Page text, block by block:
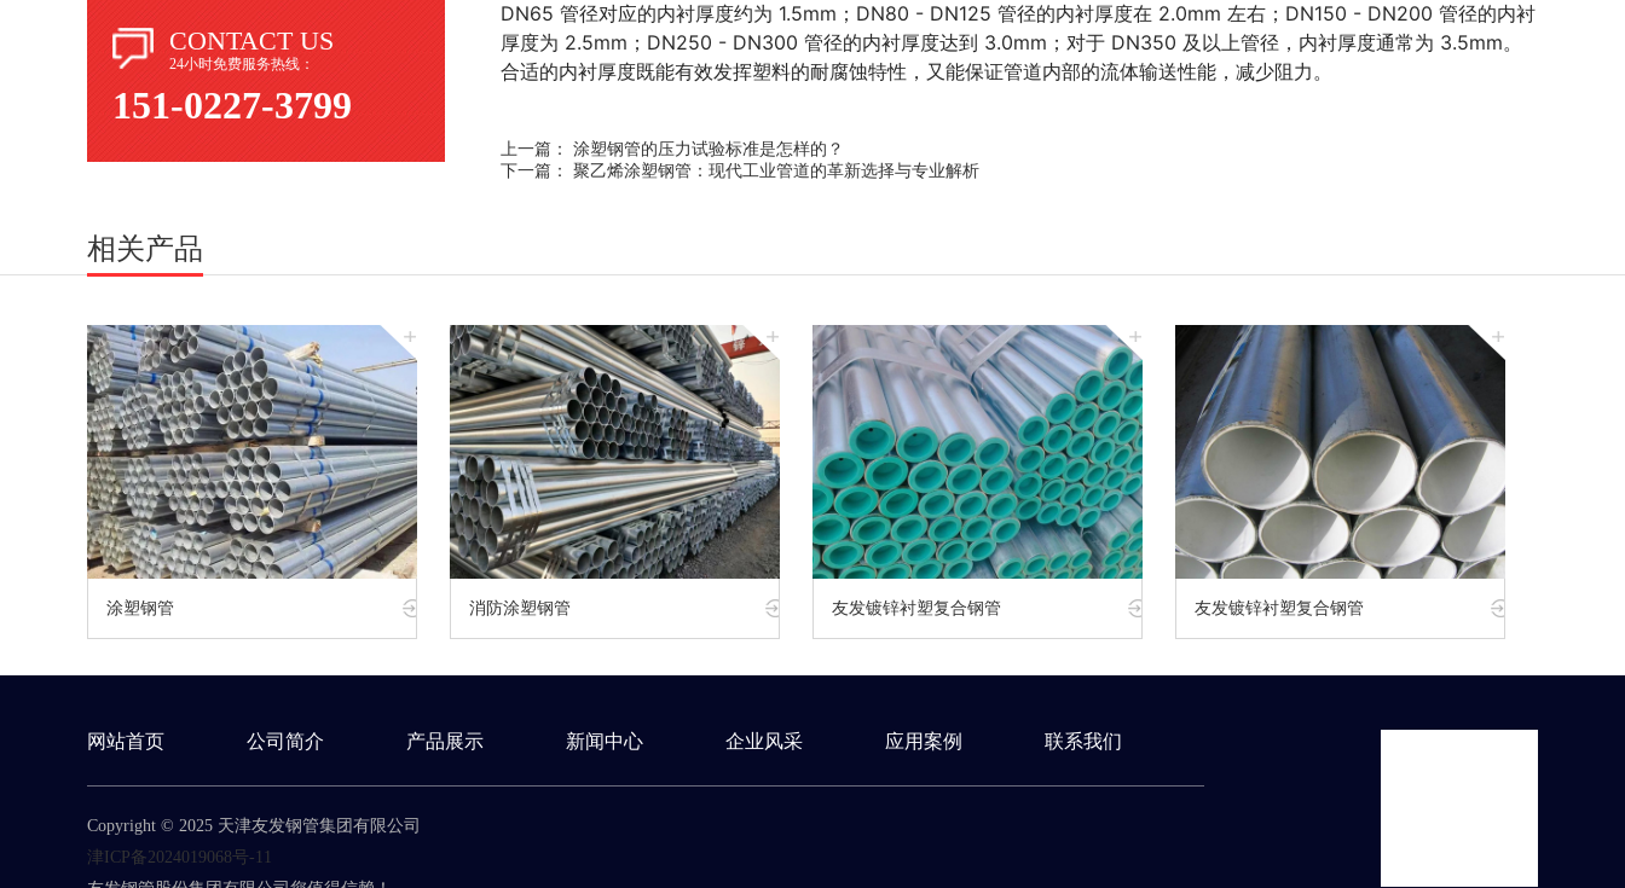
CONTACT US
24小时免费服务热线：
151-0227-3799
DN65 管径对应的内衬厚度约为 1.5mm；DN80 - DN125 管径的内衬厚度在 2.0mm 左右；DN150 - DN200 管径的内衬
厚度为 2.5mm；DN250 - DN300 管径的内衬厚度达到 3.0mm；对于 DN350 及以上管径，内衬厚度通常为 3.5mm。
合适的内衬厚度既能有效发挥塑料的耐腐蚀特性，又能保证管道内部的流体输送性能，减少阻力。
上一篇： 涂塑钢管的压力试验标准是怎样的？
下一篇： 聚乙烯涂塑钢管：现代工业管道的革新选择与专业解析
相关产品
涂塑钢管 消防涂塑钢管 友发镀锌衬塑复合钢管 友发镀锌衬塑复合钢管
网站首页 公司简介 产品展示 新闻中心 企业风采 应用案例 联系我们
Copyright © 2025 天津友发钢管集团有限公司
津ICP备2024019068号-11